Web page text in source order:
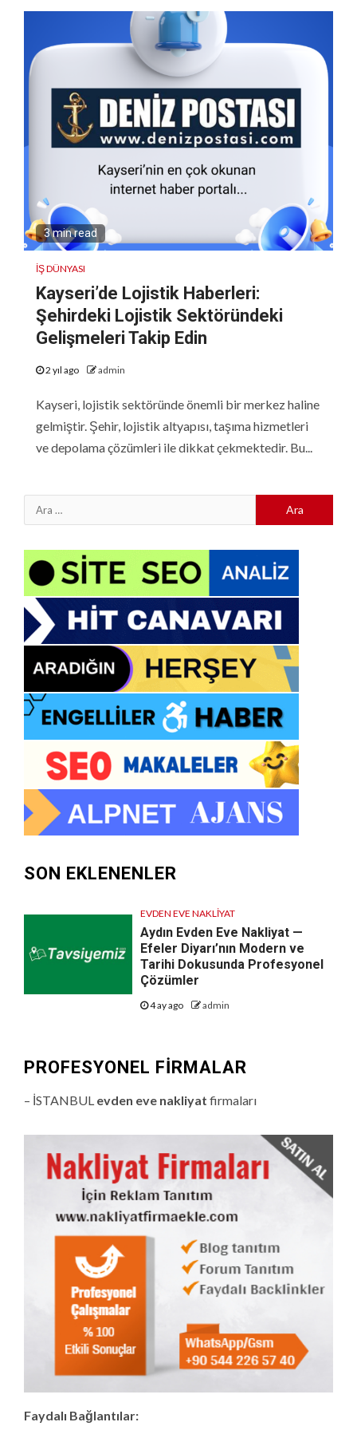
3 min read
İŞ DÜNYASI
Kayseri’de Lojistik Haberleri:
Şehirdeki Lojistik Sektöründeki
Gelişmeleri Takip Edin
2 yıl ago admin
Kayseri, lojistik sektöründe önemli bir merkez haline
gelmiştir. Şehir, lojistik altyapısı, taşıma hizmetleri
ve depolama çözümleri ile dikkat çekmektedir. Bu...
Arama:
SON EKLENENLER
EVDEN EVE NAKLIYAT
Aydın Evden Eve Nakliyat —
Efeler Diyarı’nın Modern ve
Tarihi Dokusunda Profesyonel
Çözümler
4 ay ago admin
PROFESYONEL FIRMALAR
– İSTANBUL evden eve nakliyat firmaları
Faydalı Bağlantılar: